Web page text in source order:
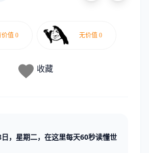
收藏
，星期二，在这里每天60秒读懂世